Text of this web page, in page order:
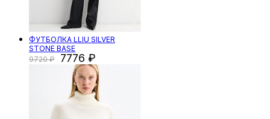
ФУТБОЛКА LLIU SILVER
STONE BASE
9720
7776